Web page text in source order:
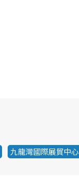
九龍灣國際展貿中心